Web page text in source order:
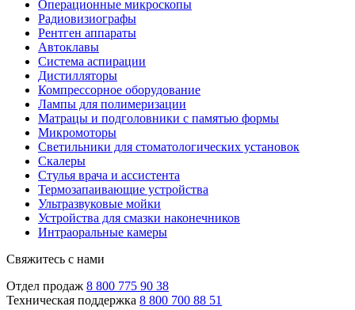
Операционные микроскопы
Радиовизиографы
Рентген аппараты
Автоклавы
Система аспирации
Дистилляторы
Компрессорное оборудование
Лампы для полимеризации
Матрацы и подголовники с памятью формы
Микромоторы
Светильники для стоматологических установок
Скалеры
Стулья врача и ассистента
Термозапаивающие устройства
Ультразвуковые мойки
Устройства для смазки наконечников
Интраоральные камеры
Свяжитесь с нами
Отдел продаж 8 800 775 90 38
Техническая поддержка 8 800 700 88 51